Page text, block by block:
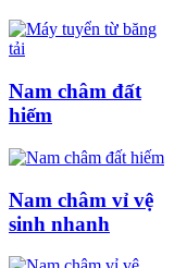
Nam châm đất
hiếm
Nam châm vỉ vệ
sinh nhanh